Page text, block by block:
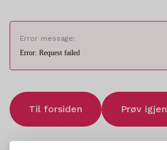
Error message:
Error: Request failed
Til forsiden Prøv igjen